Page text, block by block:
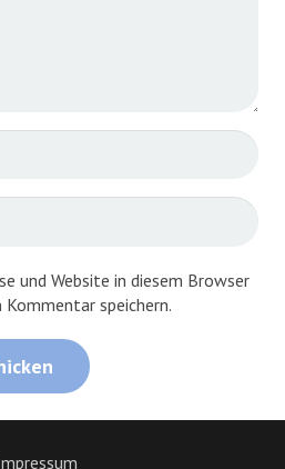
und Website in diesem Browser
speichern.